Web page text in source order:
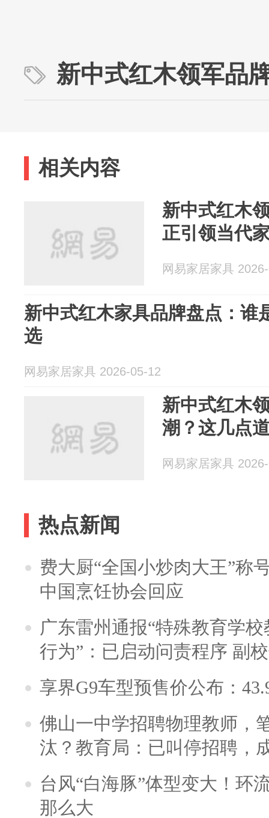
新中式红木领军品
相关内容
新中式红木
正引领当代
网易家居家具
新中式红木家具品牌盘点：谁
选
网易家居家具 2026-05-12
新中式红木
潮？这几点
网易家居家具
热点新闻
费大厨“全国小炒肉大王”称
中国烹饪协会回应
广东雷州通报“特殊教育学
行为”：已启动问责程序 副
享界G9车型预售价公布：
佛山一中学招聘物理教师，
汰？教育局：已叫停招聘，
台风“白海豚”体型变大！环
那么大